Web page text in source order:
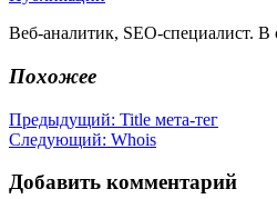
Веб-аналитик, SEO-специалист. В
Похожее
Навигация
по
записям
Предыдущий: Предыдущая
запись:
Title мета-тег
Следующий: Следующая
Whois
Добавить комментарий